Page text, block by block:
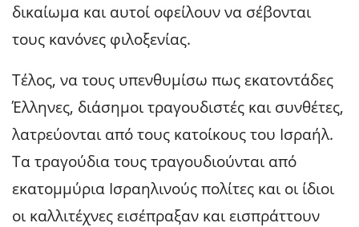
δικαίωμα και αυτοί οφείλουν να σέβονται
τους κανόνες φιλοξενίας.
Τέλος, να τους υπενθυμίσω πως εκατοντάδες
Έλληνες, διάσημοι τραγουδιστές και συνθέτες,
λατρεύονται από τους κατοίκους του Ισραήλ.
Τα τραγούδια τους τραγουδιούνται από
εκατομμύρια Ισραηλινούς πολίτες και οι ίδιοι
οι καλλιτέχνες εισέπραξαν και εισπράττουν